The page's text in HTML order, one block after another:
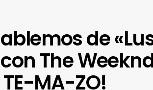
de
The
MA-ZO!